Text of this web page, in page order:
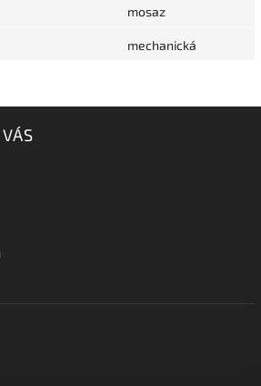
mosaz
mechanická